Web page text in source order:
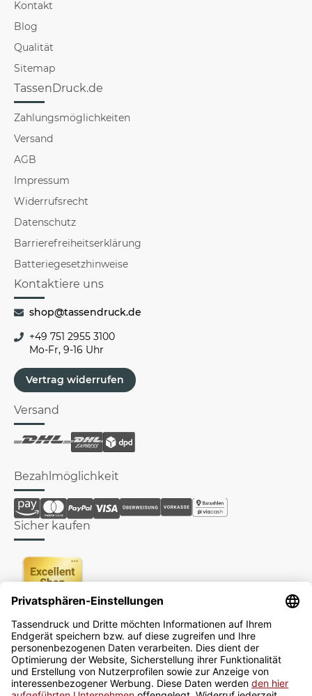
Kontakt
Blog
Qualität
Sitemap
TassenDruck.de
Zahlungsmöglichkeiten
Versand
AGB
Impressum
Widerrufsrecht
Datenschutz
Barrierefreiheitserklärung
Batteriegesetzhinweise
Kontaktiere uns
shop@tassendruck.de
+49 751 2955 3100
Mo-Fr, 9-16 Uhr
Vertrag widerrufen
Versand
Bezahlmöglichkeit
Sicher kaufen